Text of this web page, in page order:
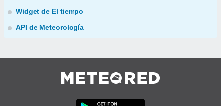
Widget de El tiempo
API de Meteorología